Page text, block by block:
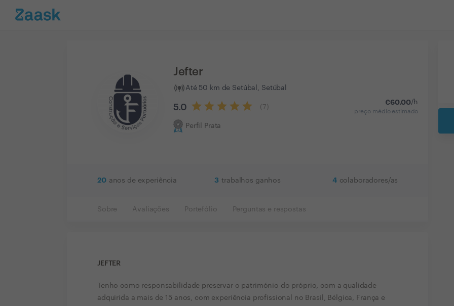
Jefter
Até 50 km de Setúbal, Setúbal
5.0 ( 7
Perfil Prata
€60.00/h
preço médio estimado
20 anos de experiência 3 trabalhos ganhos 4 colaboradores/as
Sobre Avaliações Portefólio Perguntas e respostas
JEFTER
Tenho como responsabilidade preservar o património do próprio, com a qualidade
adquirida a mais de 15 anos, com experiência profissional no Brasil, Bélgica, França e